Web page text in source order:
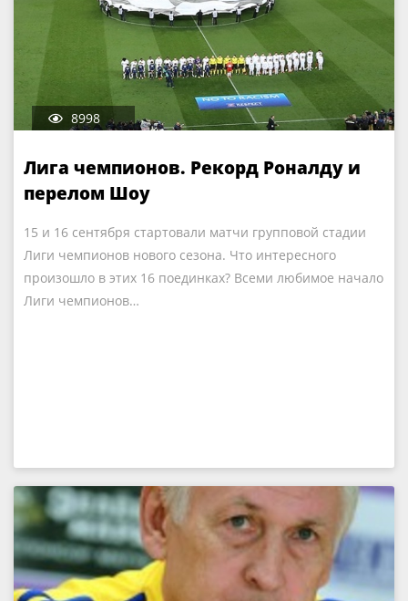
8998
Лига чемпионов. Рекорд Роналду и
перелом Шоу
15 и 16 сентября стартовали матчи групповой стадии
Лиги чемпионов нового сезона. Что интересного
произошло в этих 16 поединках? Всеми любимое начало
Лиги чемпионов…